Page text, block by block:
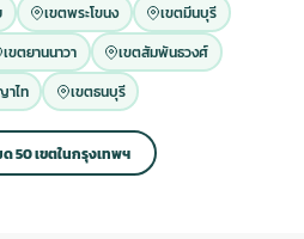
เขตพระโขนง
เขตมีนบุรี
เขตยานนาวา
เขตสัมพันธวงศ์
ไท
เขตธนบุรี
50 เขตในกรุงเทพฯ